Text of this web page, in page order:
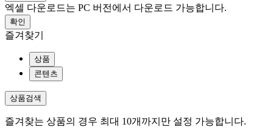
엑셀 다운로드는 PC 버전에서 다운로드 가능합니다.
확인
즐겨찾기
상품
콘텐츠
상품검색
즐겨찾는 상품의 경우 최대 10개까지만 설정 가능합니다.